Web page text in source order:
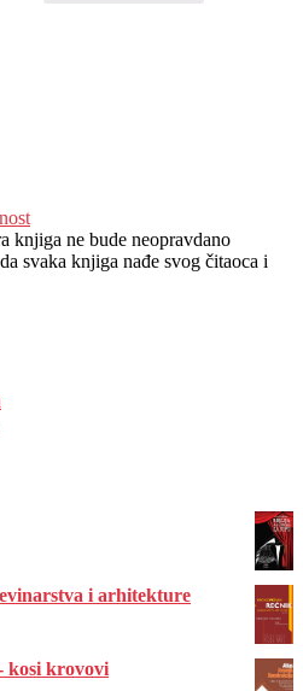
knjiga ne bude neopravdano
svaka knjiga nađe svog čitaoca i
i arhitekture
kosi krovovi